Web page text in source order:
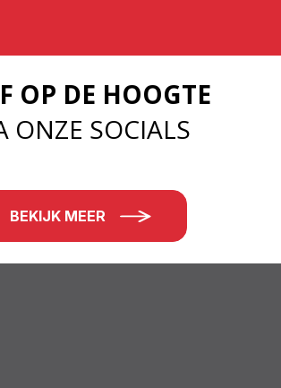
OP DE HOOGTE
ONZE SOCIALS
BEKIJK MEER